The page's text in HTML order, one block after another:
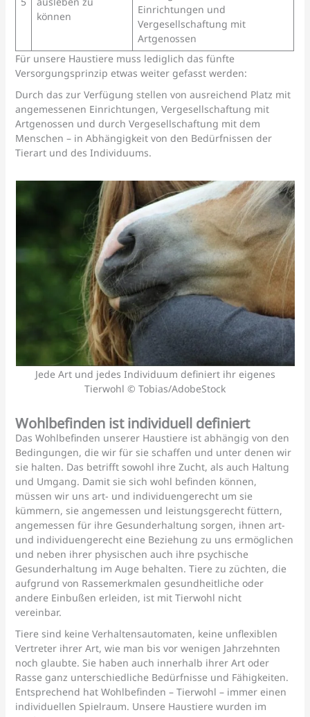
können
Einrichtungen und
Vergesellschaftung mit
Artgenossen
Für unsere Haustiere muss lediglich das fünfte
Versorgungsprinzip etwas weiter gefasst werden:
Durch das zur Verfügung stellen von ausreichend Platz mit
angemessenen Einrichtungen, Vergesellschaftung mit
Artgenossen und durch Vergesellschaftung mit dem
Menschen – in Abhängigkeit von den Bedürfnissen der
Tierart und des Individuums.
Jede Art und jedes Individuum definiert ihr eigenes
Tierwohl © Tobias/AdobeStock
Wohlbefinden ist individuell definiert
Das Wohlbefinden unserer Haustiere ist abhängig von den
Bedingungen, die wir für sie schaffen und unter denen wir
sie halten. Das betrifft sowohl ihre Zucht, als auch Haltung
und Umgang. Damit sie sich wohl befinden können,
müssen wir uns art- und individuengerecht um sie
kümmern, sie angemessen und leistungsgerecht füttern,
angemessen für ihre Gesunderhaltung sorgen, ihnen art-
und individuengerecht eine Beziehung zu uns ermöglichen
und neben ihrer physischen auch ihre psychische
Gesunderhaltung im Auge behalten. Tiere zu züchten, die
aufgrund von Rassemerkmalen gesundheitliche oder
andere Einbußen erleiden, ist mit Tierwohl nicht
vereinbar.
Tiere sind keine Verhaltensautomaten, keine unflexiblen
Vertreter ihrer Art, wie man bis vor wenigen Jahrzehnten
noch glaubte. Sie haben auch innerhalb ihrer Art oder
Rasse ganz unterschiedliche Bedürfnisse und Fähigkeiten.
Entsprechend hat Wohlbefinden – Tierwohl – immer einen
individuellen Spielraum. Unsere Haustiere wurden im